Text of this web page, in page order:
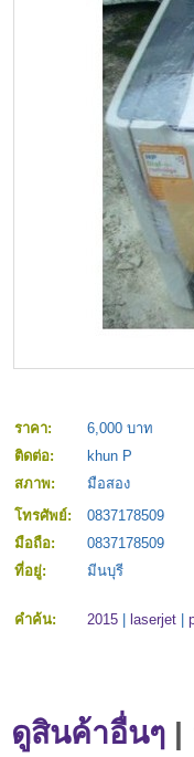
ราคา: 6,000 บาท
ติดต่อ:
khun P
สภาพ:
มือสอง
โทรศัพย์:
0837178509
มือถือ:
0837178509
ที่อยู่:
มีนบุรี
คำค้น: 2015 laserjet
ดูสินค้าอื่นๆ |